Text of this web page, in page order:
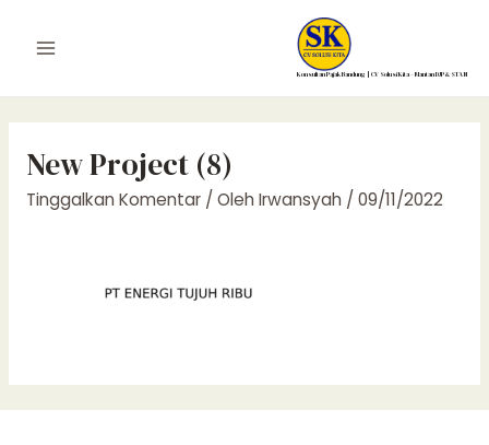
Main
Menu
Konsultan Pajak Bandung | CV Solusi Kita – Mantan DJP & STAN
New Project (8)
Tinggalkan Komentar / OlehIrwansyah / 09/11/2022